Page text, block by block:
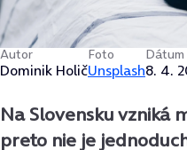
Autor
Dominik Holič
Foto
Unsplash
Dátum
8. 4.
Na Slovensku vzniká
preto nie je